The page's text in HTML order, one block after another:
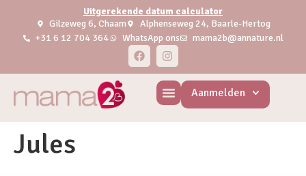
Uitgerekende datum calculator
Gilzeweg 6, Chaam
Alphenseweg 24, Baarle-Hertog
+31 6 12 704 364
WhatsApp ons mama2b@annature.nl
Aanmelden
Jules